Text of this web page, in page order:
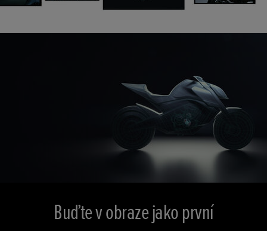
Buďte v obraze jako první